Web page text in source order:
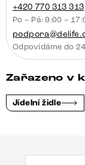
+420 770 313 313
Po – Pá: 9:00 –
Odpovídáme do
Zařazeno v
Jídelní židle